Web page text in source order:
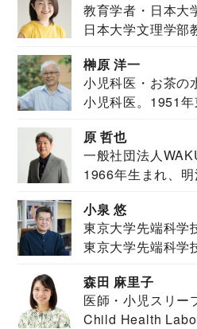
教育学者・日本大
日本大学文理学部
榊原 洋一
小児科医・お茶の
小児科医。1951
原 哲也
一般社団法人
JAPAN代表・言
1966年生まれ、
小泉 悠
東京大学先端科学
東京大学先端科学
森田 麻里子
医師・小児スリー
Child Health